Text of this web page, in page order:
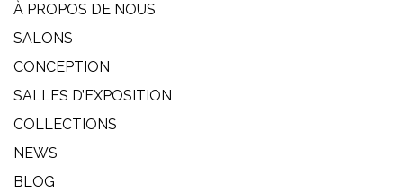
À PROPOS DE NOUS
SALONS
CONCEPTION
SALLES D’EXPOSITION
COLLECTIONS
NEWS
BLOG